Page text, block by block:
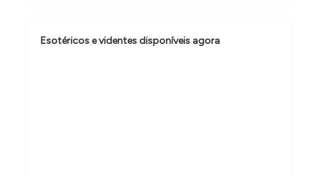
o
d
Esotéricos e videntes disponíveis agora